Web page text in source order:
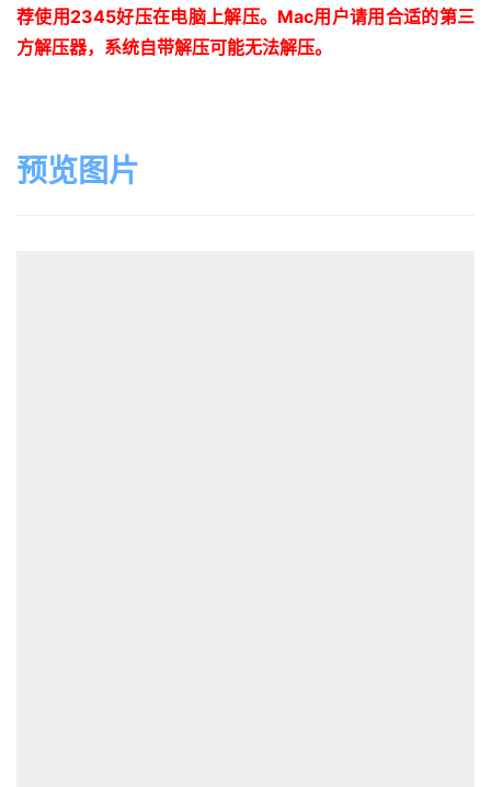
荐使用2345好压在电脑上解压。 Mac用户请用合适的第三
方解压器，系统自带解压可能无法解压。
预览图片